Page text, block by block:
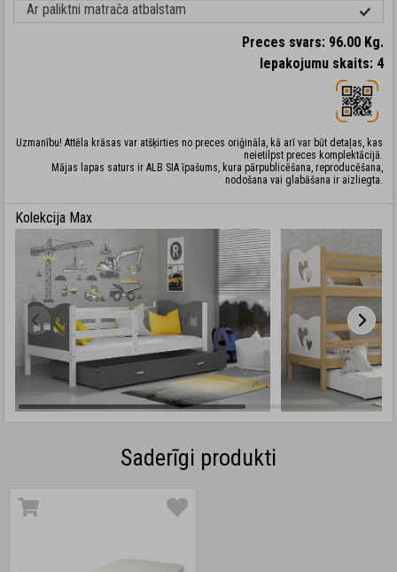
Ar paliktni matrača atbalstam
Preces svars: 96.00 Kg.
Iepakojumu skaits: 4
Uzmanību! Attēla krāsas var atšķirties no preces oriģināla, kā arī var būt detaļas, kas
neietilpst preces komplektācijā.
Mājas lapas saturs ir ALB SIA īpašums, kura pārpublicēšana, reproducēšana,
nodošana vai glabāšana ir aizliegta.
Kolekcija Max
Saderīgi produkti